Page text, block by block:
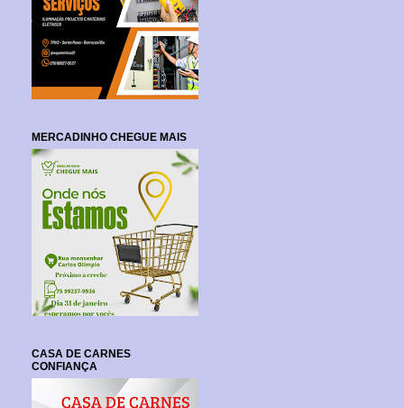
MERCADINHO CHEGUE MAIS
CASA DE CARNES
CONFIANÇA